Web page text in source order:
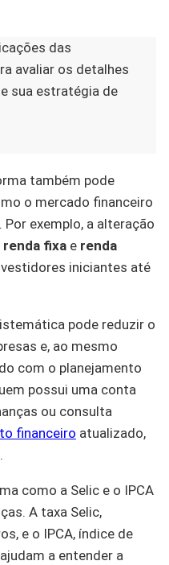
das
avaliar os detalhes
sua estratégia de
também pode
o mercado financeiro
. Por exemplo, a alteração
renda fixa e renda
iniciantes até
pode reduzir o
e, ao mesmo
com o planejamento
possui uma conta
ou consulta
financeiro atualizado,
como a Selic e o IPCA
A taxa Selic,
e o IPCA, índice de
a entender a